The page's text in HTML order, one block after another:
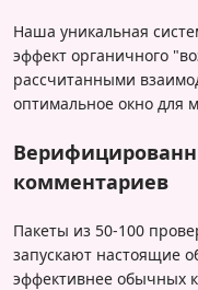
Наша уникальная
эффект органичного
рассчитанными
оптимальное окно для
комментариев
Пакеты из 50-100
запускают настоящие
эффективнее обычных